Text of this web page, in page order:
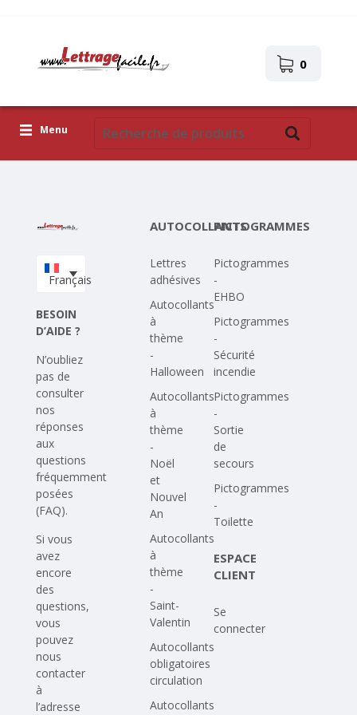
0
Menu
Téléchargez votre propre conception
Français
BESOIN
D’AIDE ?
N’oubliez
pas de
consulter
nos
réponses
aux
questions
fréquemment
posées
(FAQ).
Si vous
avez
encore
des
questions,
vous
pouvez
nous
contacter
à
l’adresse
AUTOCOLLANTS
Lettres
adhésives
Autocollants
à
thème
-
Halloween
Autocollants
à
thème
-
Noël
et
Nouvel
An
Autocollants
à
thème
-
Saint-
Valentin
Autocollants
obligatoires
circulation
Autocollants
PICTOGRAMMES
Pictogrammes
-
EHBO
Pictogrammes
-
Sécurité
incendie
Pictogrammes
-
Sortie
de
secours
Pictogrammes
-
Toilette
ESPACE
CLIENT
Se
connecter